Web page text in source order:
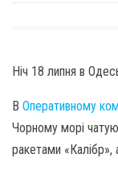
Ніч 18 липня в
В Оперативному
Чорному морі
ракетами «Калібр»,